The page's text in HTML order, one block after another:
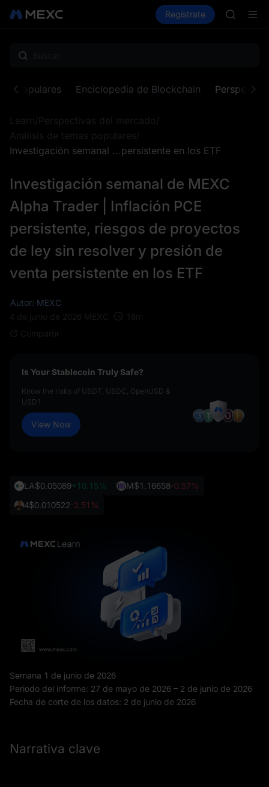
Mercados Spot Futuros
Regístrate
ACE
AAOI
Populares Enciclopedia de Blockchain
Learn/Perspectivas del mercado/
Análisis de temas populares/
Investigación semanal ...persistente en los ETF
Investigación semanal de MEXC
Alpha Trader | Inflación PCE
persistente, riesgos de proyectos
de ley sin resolver y presión de
venta persistente en los ETF
Autor: MEXC
4 de junio de 2026 MEXC 18 m
Compartir
Is Your Stablecoin Truly Safe?
Know the risks of USDT, USDC, OpenUSD &
USD1
View Now
LA$0.05089+10.15% M$1.16658-0.57%
4$0.010522-2.51%
Semana 1 de junio de 2026
Periodo del informe: 27 de mayo de 2026 – 2 de junio de 2026
Fecha de corte de los datos: 2 de junio de 2026
Narrativa clave